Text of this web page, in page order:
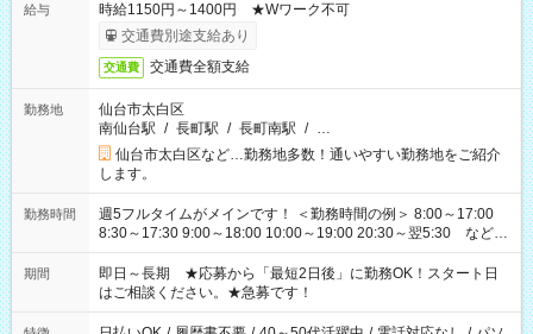
給与
時給1150円～1400円 ★Wワーク不可
交通費別途支給あり
交通費 交通費全額支給
勤務地
仙台市太白区
南仙台駅 / 長町駅 / 長町南駅 / …
仙台市太白区など…勤務地多数！通いやすい勤務地をご紹介
します。
勤務時間
週5フルタイムがメインです！ ＜勤務時間の例＞ 8:00～17:00
8:30～17:30 9:00～18:00 10:00～19:00 20:30～翌5:30 など ★
その他にも勤務時間多数！ 日勤のみ、残業なし、交替制など
ご希望を教えてください！
期間
即日～長期 ★応募から「最短2日後」に勤務OK！スタート日
はご相談ください。★急募です！